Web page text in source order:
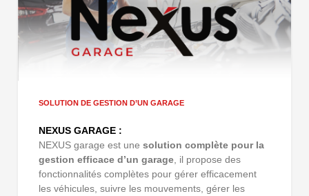
SOLUTION DE GESTION D’UN GARAGE
NEXUS GARAGE :
NEXUS garage est une solution complète pour la
gestion efficace d’un garage, il propose des
fonctionnalités complètes pour gérer efficacement
les véhicules, suivre les mouvements, gérer les